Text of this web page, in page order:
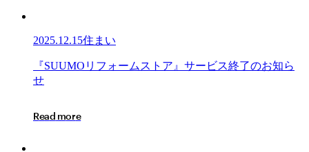
2025.12.15住まい
『SUUMO
リ
ー
『SUUMO リ フ ォー ム ス ト ア 』 サー ビス終了のお知ら
せ
Read more